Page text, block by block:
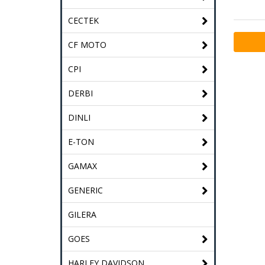
CECTEK
CF MOTO
CPI
DERBI
DINLI
E-TON
GAMAX
GENERIC
GILERA
GOES